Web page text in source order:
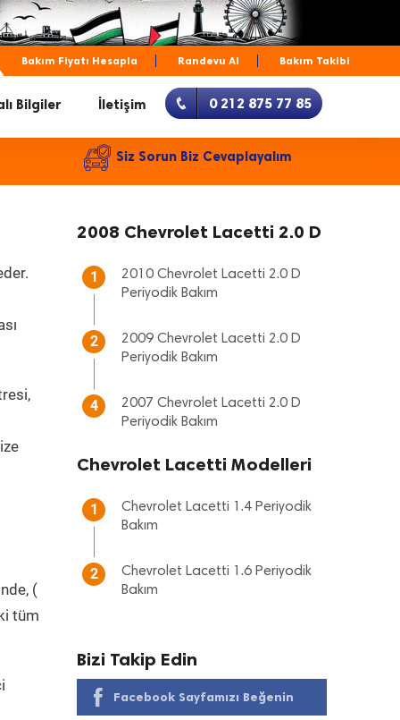
Bakım Fiyatı Hesapla Randevu Al Bakım Takibi
Bilgiler İletişim 0 212 875 77 85
Siz Sorun Biz Cevaplayalım
(
tüm
2008 Chevrolet Lacetti 2.0 D
1
2010 Chevrolet Lacetti 2.0 D
Periyodik Bakım
2
2009 Chevrolet Lacetti 2.0 D
Periyodik Bakım
4
2007 Chevrolet Lacetti 2.0 D
Periyodik Bakım
Chevrolet Lacetti Modelleri
1
Chevrolet Lacetti 1.4 Periyodik
Bakım
2
Chevrolet Lacetti 1.6 Periyodik
Bakım
Bizi Takip Edin
Facebook Sayfamızı Beğenin